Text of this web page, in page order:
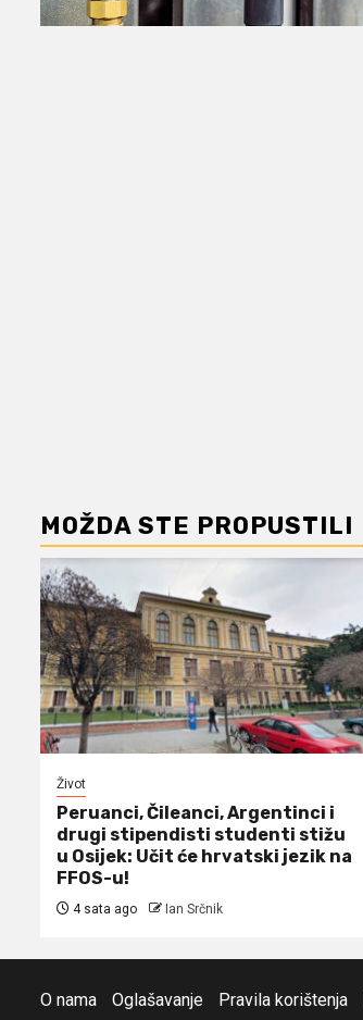
MOŽDA STE PROPUSTILI
Život
Peruanci, Čileanci, Argentinci i
drugi stipendisti studenti stižu
u Osijek: Učit će hrvatski jezik na
FFOS-u!
4 sata ago Ian Srčnik
O nama Oglašavanje Pravila korištenja